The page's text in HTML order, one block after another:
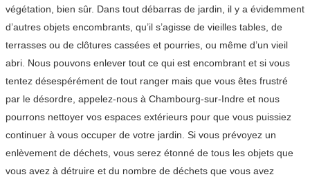
végétation, bien sûr. Dans tout débarras de jardin, il y a évidemment
d’autres objets encombrants, qu’il s’agisse de vieilles tables, de
terrasses ou de clôtures cassées et pourries, ou même d’un vieil
abri. Nous pouvons enlever tout ce qui est encombrant et si vous
tentez désespérément de tout ranger mais que vous êtes frustré
par le désordre, appelez-nous à Chambourg-sur-Indre et nous
pourrons nettoyer vos espaces extérieurs pour que vous puissiez
continuer à vous occuper de votre jardin. Si vous prévoyez un
enlèvement de déchets, vous serez étonné de tous les objets que
vous avez à détruire et du nombre de déchets que vous avez